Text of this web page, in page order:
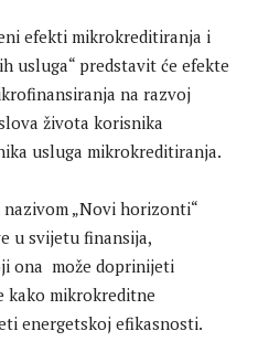
efekti mikrokreditiranja i
usluga“ predstavit će efekte
na razvoj
života korisnika
usluga mikrokreditiranja.
„Novi horizonti“
u svijetu finansija,
ona može doprinijeti
kako mikrokreditne
energetskoj efikasnosti.